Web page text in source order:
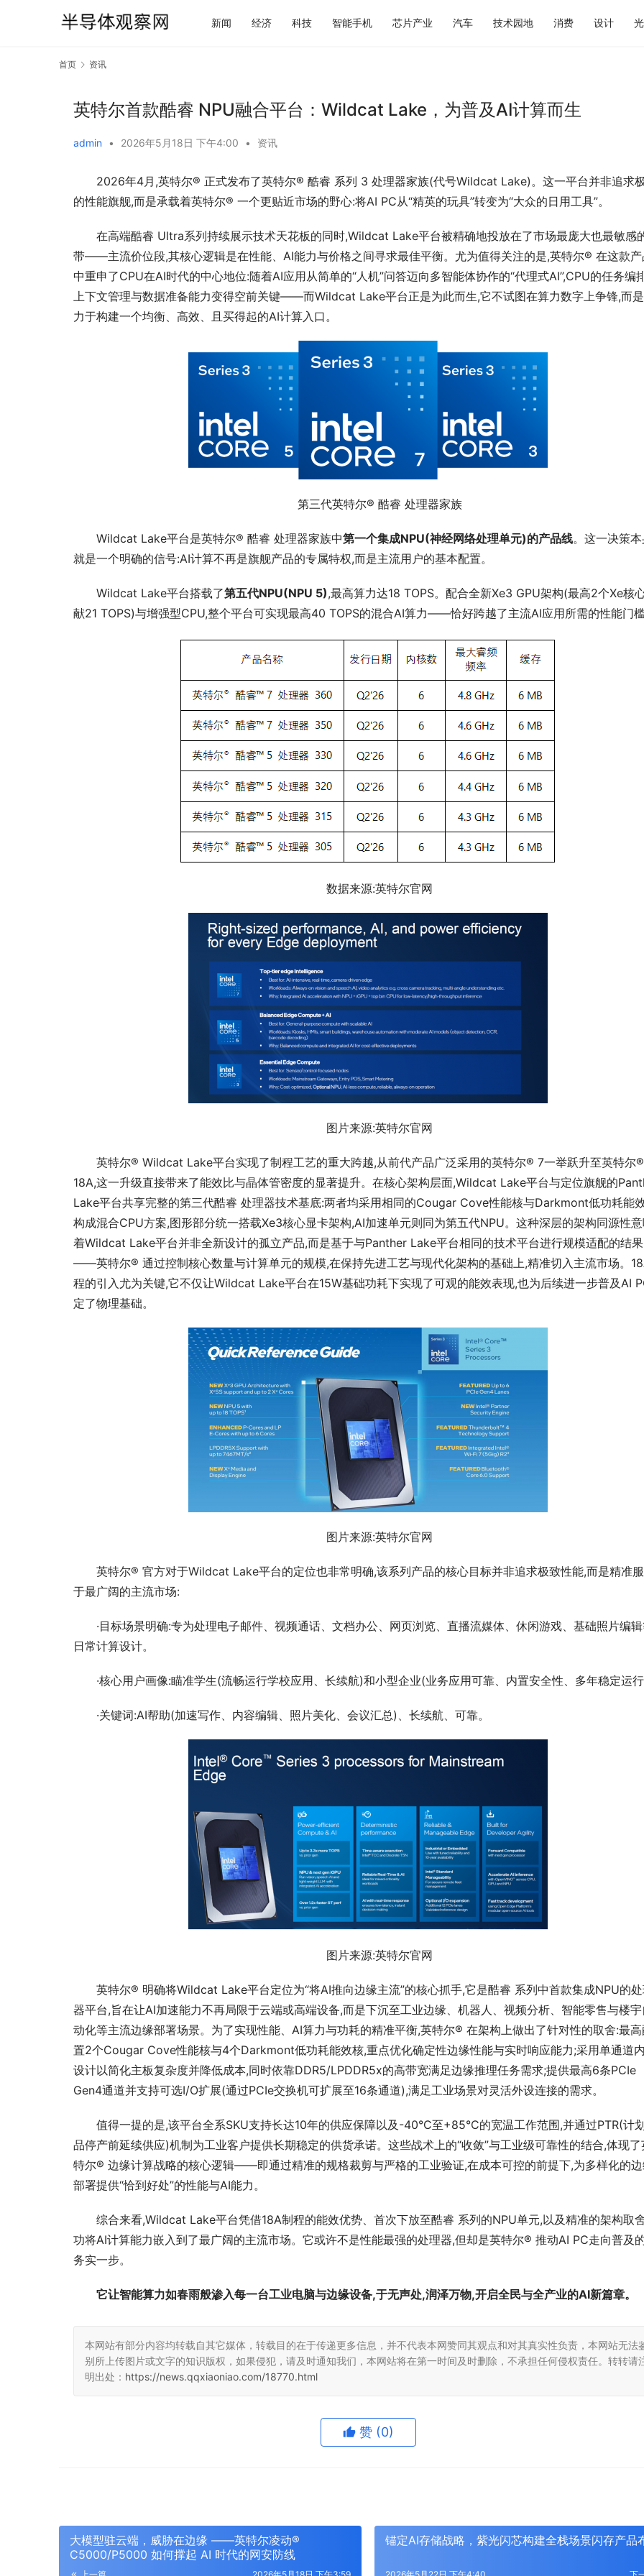
新闻 经济 科技 智能手机 芯片产业 汽车 技术园地 消费 设计
首页 资讯
英特尔首款酷睿 NPU融合平台：Wildcat Lake，为普及AI计算而生
admin • 2026年5月18日 下午4:00 • 资讯
2026年4月,英特尔® 正式发布了英特尔® 酷睿 系列 3 处理器家族(代号Wildcat Lake)。这一平台并非追求
的性能旗舰,而是承载着英特尔® 一个更贴近市场的野心:将AI PC从“精英的玩具”转变为“大众的日用工具”。
在高端酷睿 Ultra系列持续展示技术天花板的同时,Wildcat Lake平台被精确地投放在了市场最庞大也最敏感
带——主流价位段,其核心逻辑是在性能、AI能力与价格之间寻求最佳平衡。尤为值得关注的是,英特尔® 在这款
中重申了CPU在AI时代的中心地位:随着AI应用从简单的“人机”问答迈向多智能体协作的“代理式AI”,CPU的任务编
上下文管理与数据准备能力变得空前关键——而Wildcat Lake平台正是为此而生,它不试图在算力数字上争锋,而
力于构建一个均衡、高效、且买得起的AI计算入口。
第三代英特尔® 酷睿 处理器家族
Wildcat Lake平台是英特尔® 酷睿 处理器家族中第一个集成NPU(神经网络处理单元)的产品线。这一决策
就是一个明确的信号:AI计算不再是旗舰产品的专属特权,而是主流用户的基本配置。
Wildcat Lake平台搭载了第五代NPU(NPU 5),最高算力达18 TOPS。配合全新Xe3 GPU架构(最高2个Xe核
献21 TOPS)与增强型CPU,整个平台可实现最高40 TOPS的混合AI算力——恰好跨越了主流AI应用所需的性能门
数据来源:英特尔官网
图片来源:英特尔官网
英特尔® Wildcat Lake平台实现了制程工艺的重大跨越,从前代产品广泛采用的英特尔® 7一举跃升至英特尔®
18A,这一升级直接带来了能效比与晶体管密度的显著提升。在核心架构层面,Wildcat Lake平台与定位旗舰的
Lake平台共享完整的第三代酷睿 处理器技术基底:两者均采用相同的Cougar Cove性能核与Darkmont低功耗能
构成混合CPU方案,图形部分统一搭载Xe3核心显卡架构,AI加速单元则同为第五代NPU。这种深层的架构同源性
着Wildcat Lake平台并非全新设计的孤立产品,而是基于与Panther Lake平台相同的技术平台进行规模适配的结果
——英特尔® 通过控制核心数量与计算单元的规模,在保持先进工艺与现代化架构的基础上,精准切入主流市场。
程的引入尤为关键,它不仅让Wildcat Lake平台在15W基础功耗下实现了可观的能效表现,也为后续进一步普及AI
定了物理基础。
图片来源:英特尔官网
英特尔® 官方对于Wildcat Lake平台的定位也非常明确,该系列产品的核心目标并非追求极致性能,而是精准
于最广阔的主流市场:
·目标场景明确:专为处理电子邮件、视频通话、文档办公、网页浏览、直播流媒体、休闲游戏、基础照片编
日常计算设计。
·核心用户画像:瞄准学生(流畅运行学校应用、长续航)和小型企业(业务应用可靠、内置安全性、多年稳定运
·关键词:AI帮助(加速写作、内容编辑、照片美化、会议汇总)、长续航、可靠。
图片来源:英特尔官网
英特尔® 明确将Wildcat Lake平台定位为“将AI推向边缘主流”的核心抓手,它是酷睿 系列中首款集成NPU的
器平台,旨在让AI加速能力不再局限于云端或高端设备,而是下沉至工业边缘、机器人、视频分析、智能零售与楼
动化等主流边缘部署场景。为了实现性能、AI算力与功耗的精准平衡,英特尔® 在架构上做出了针对性的取舍:最
置2个Cougar Cove性能核与4个Darkmont低功耗能效核,重点优化确定性边缘性能与实时响应能力;采用单通道
设计以简化主板复杂度并降低成本,同时依靠DDR5/LPDDR5x的高带宽满足边缘推理任务需求;提供最高6条PCIe
Gen4通道并支持可选I/O扩展(通过PCIe交换机可扩展至16条通道),满足工业场景对灵活外设连接的需求。
值得一提的是,该平台全系SKU支持长达10年的供应保障以及-40°C至+85°C的宽温工作范围,并通过PTR(计
品停产前延续供应)机制为工业客户提供长期稳定的供货承诺。这些战术上的“收敛”与工业级可靠性的结合,体现了
特尔® 边缘计算战略的核心逻辑——即通过精准的规格裁剪与严格的工业验证,在成本可控的前提下,为多样化的
部署提供“恰到好处”的性能与AI能力。
综合来看,Wildcat Lake平台凭借18A制程的能效优势、首次下放至酷睿 系列的NPU单元,以及精准的架构取
功将AI计算能力嵌入到了最广阔的主流市场。它或许不是性能最强的处理器,但却是英特尔® 推动AI PC走向普及
务实一步。
它让智能算力如春雨般渗入每一台工业电脑与边缘设备,于无声处,润泽万物,开启全民与全产业的AI新篇章。
本网站有部分内容均转载自其它媒体，转载目的在于传递更多信息，并不代表本网赞同其观点和对其真实性负责，本网站无法
别所上传图片或文字的知识版权，如果侵犯，请及时通知我们，本网站将在第一时间及时删除，不承担任何侵权责任。转转请
明出处： https://news.qqxiaoniao.com/18770.html
赞 (0)
大模型驻云端，威胁在边缘 ——英特尔凌动®
C5000/P5000 如何撑起 AI 时代的网安防线
锚定AI存储战略，紫光闪芯构建全栈场景闪存产品